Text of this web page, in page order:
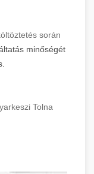
során
minőségét
Tolna